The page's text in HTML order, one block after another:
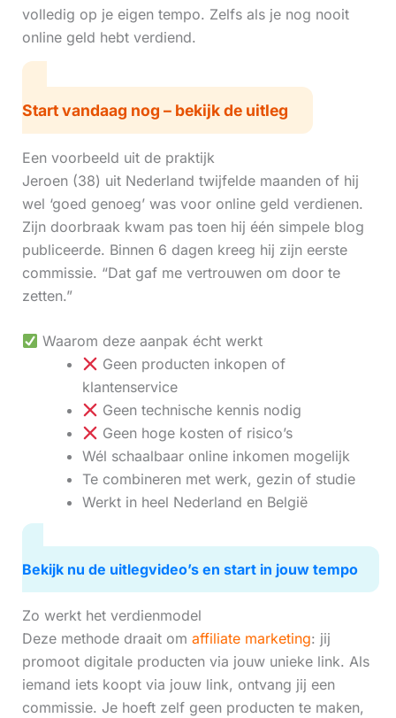
volledig op je eigen tempo. Zelfs als je nog nooit
online geld hebt verdiend.
Start vandaag nog – bekijk de uitleg
Een voorbeeld uit de praktijk
Jeroen (38) uit Nederland twijfelde maanden of hij
wel ‘goed genoeg’ was voor online geld verdienen.
Zijn doorbraak kwam pas toen hij één simpele blog
publiceerde. Binnen 6 dagen kreeg hij zijn eerste
commissie. “Dat gaf me vertrouwen om door te
zetten.”
Waarom deze aanpak écht werkt
Geen producten inkopen of
klantenservice
Geen technische kennis nodig
Geen hoge kosten of risico’s
Wél schaalbaar online inkomen mogelijk
Te combineren met werk, gezin of studie
Werkt in heel Nederland en België
Bekijk nu de uitlegvideo’s en start in jouw tempo
Zo werkt het verdienmodel
Deze methode draait om affiliate marketing: jij
promoot digitale producten via jouw unieke link. Als
iemand iets koopt via jouw link, ontvang jij een
commissie. Je hoeft zelf geen producten te maken,